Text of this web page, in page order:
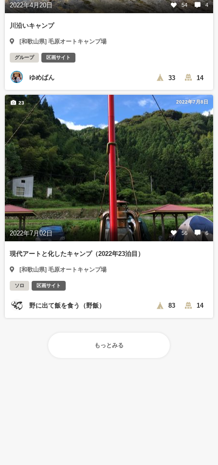
2022年4月20日 54 4
川沿いキャンプ
[和歌山県] 毛原オートキャンプ場
グループ 区画サイト
ゆめばん 33 14
2022年7月8日
2022年7月02日 56 6
23
現代アートと化したキャンプ（2022年23泊目）
[和歌山県] 毛原オートキャンプ場
ソロ 区画サイト
野に出て飯を食う（野飯） 83 14
もっとみる